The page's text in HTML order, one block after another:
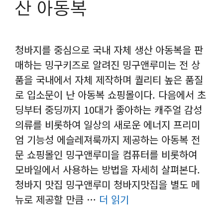
산 아동복
청바지를 중심으로 국내 자체 생산 아동복을 판
매하는 밍구키즈로 알려진 밍구앤루미는 전 상
품을 국내에서 자체 제작하며 퀄리티 높은 품질
로 입소문이 난 아동복 쇼핑몰이다. 다음에서 초
딩부터 중딩까지 10대가 좋아하는 캐주얼 감성
의류를 비롯하여 일상의 새로운 에너지 프리미
엄 기능성 에슬레져룩까지 제공하는 아동복 전
문 쇼핑몰인 밍구앤루미을 컴퓨터를 비롯하여
모바일에서 사용하는 방법을 자세히 살펴본다.
청바지 맛집 밍구앤루미 청바지맛집을 별도 메
뉴로 제공할 만큼 … 더 읽기